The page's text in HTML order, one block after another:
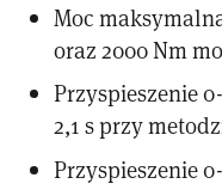
Moc
oraz 2000 Nm
Przyspieszenie
2,1 s przy
Przyspieszenie